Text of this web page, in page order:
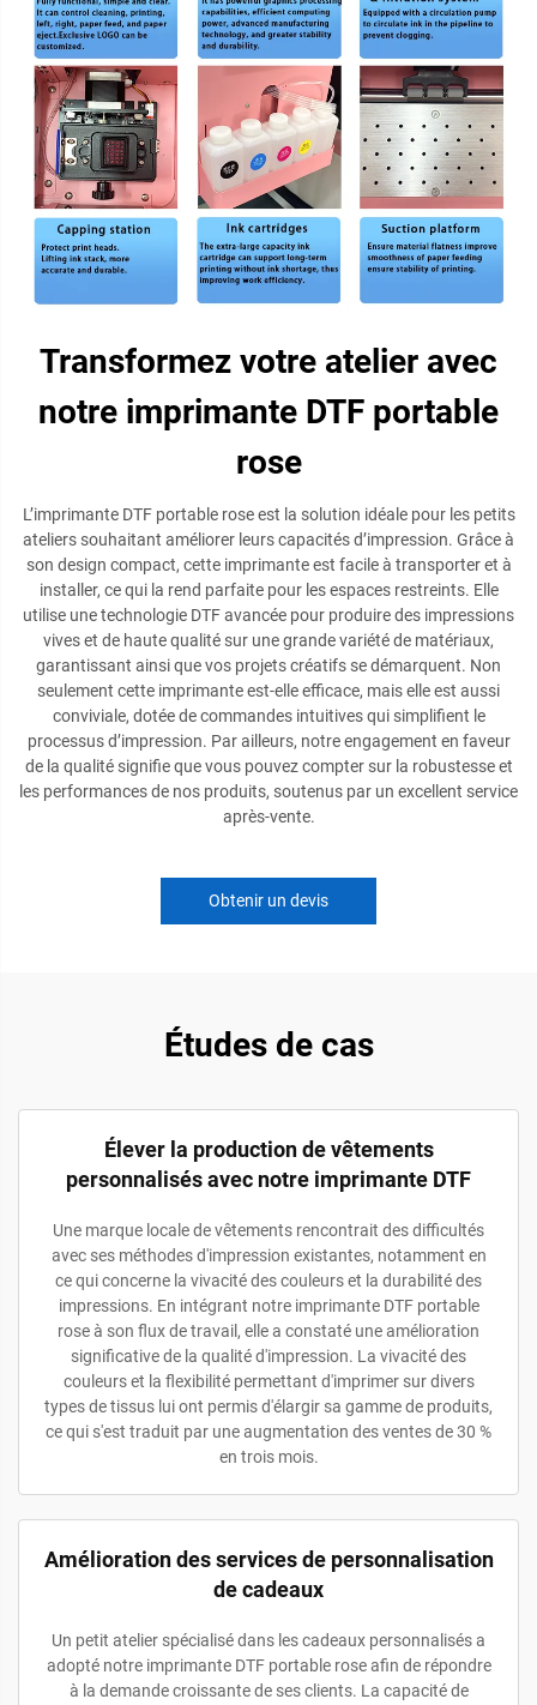
Transformez votre atelier avec
notre imprimante DTF portable
rose
L’imprimante DTF portable rose est la solution idéale pour les petits
ateliers souhaitant améliorer leurs capacités d’impression. Grâce à
son design compact, cette imprimante est facile à transporter et à
installer, ce qui la rend parfaite pour les espaces restreints. Elle
utilise une technologie DTF avancée pour produire des impressions
vives et de haute qualité sur une grande variété de matériaux,
garantissant ainsi que vos projets créatifs se démarquent. Non
seulement cette imprimante est-elle efficace, mais elle est aussi
conviviale, dotée de commandes intuitives qui simplifient le
processus d’impression. Par ailleurs, notre engagement en faveur
de la qualité signifie que vous pouvez compter sur la robustesse et
les performances de nos produits, soutenus par un excellent service
après-vente.
Obtenir un devis
Études de cas
Élever la production de vêtements
personnalisés avec notre imprimante DTF
Une marque locale de vêtements rencontrait des difficultés
avec ses méthodes d'impression existantes, notamment en
ce qui concerne la vivacité des couleurs et la durabilité des
impressions. En intégrant notre imprimante DTF portable
rose à son flux de travail, elle a constaté une amélioration
significative de la qualité d'impression. La vivacité des
couleurs et la flexibilité permettant d'imprimer sur divers
types de tissus lui ont permis d'élargir sa gamme de produits,
ce qui s'est traduit par une augmentation des ventes de 30 %
en trois mois.
Amélioration des services de personnalisation
de cadeaux
Un petit atelier spécialisé dans les cadeaux personnalisés a
adopté notre imprimante DTF portable rose afin de répondre
à la demande croissante de ses clients. La capacité de